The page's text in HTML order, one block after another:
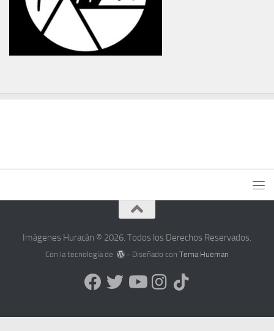
Imágenes Huracán © 2026. Todos los Derechos Reservados.
Con la tecnología de - Diseñado conTema Hueman